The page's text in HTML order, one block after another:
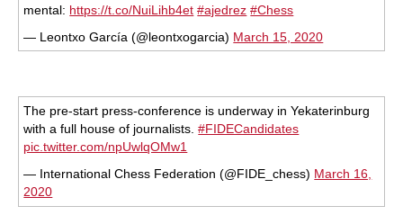
mental: https://t.co/NuiLihb4et #ajedrez #Chess
— Leontxo García (@leontxogarcia) March 15, 2020
The pre-start press-conference is underway in Yekaterinburg
with a full house of journalists.#FIDECandidates
pic.twitter.com/npUwlqOMw1
— International Chess Federation (@FIDE_chess) March 16,
2020